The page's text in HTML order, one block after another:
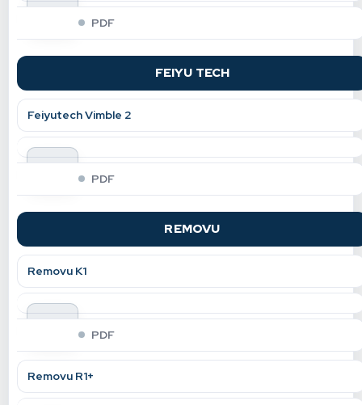
indir
PDF
FEIYU TECH
Feiyutech Vimble 2
indir
PDF
REMOVU
Removu K1
indir
PDF
Removu R1+